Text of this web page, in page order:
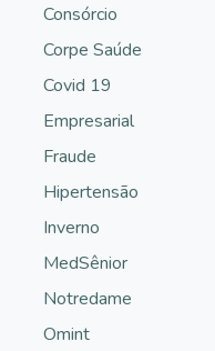
Consórcio
Corpe Saúde
Covid 19
Empresarial
Fraude
Hipertensão
Inverno
MedSênior
Notredame
Omint